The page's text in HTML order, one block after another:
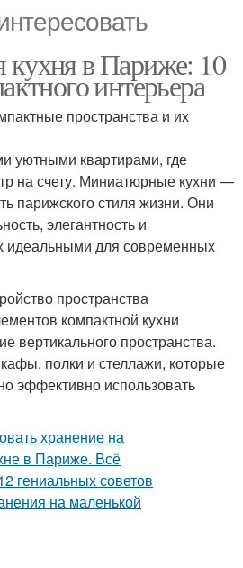
в Париже: 10
интерьера
пространства и их
уютными квартирами, где
на счету. Миниатюрные кухни —
парижского стиля жизни. Они
элегантность и
идеальными для современных
пространства
компактной кухни
вертикального пространства.
полки и стеллажи, которые
эффективно использовать